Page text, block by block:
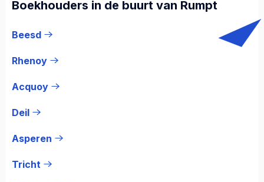
Boekhouders in de buurt van Rumpt
Beesd
Rhenoy
Acquoy
Deil
Asperen
Tricht